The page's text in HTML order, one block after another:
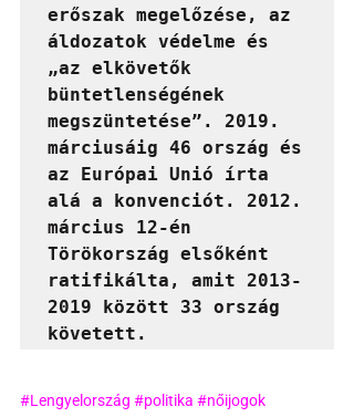
erőszak megelőzése, az
áldozatok védelme és
„az elkövetők
büntetlenségének
megszüntetése”. 2019.
márciusáig 46 ország és
az Európai Unió írta
alá a konvenciót. 2012.
március 12-én
Törökország elsőként
ratifikálta, amit 2013-
2019 között 33 ország
követett.
#Lengyelország #politika #nőijogok